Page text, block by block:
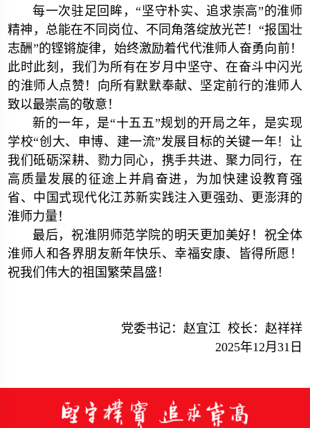
每一次驻足回眸，“坚守朴实、追求崇高”的淮师
精神，总能在不同岗位、不同角落绽放光芒！“报国壮
志酬”的铿锵旋律，始终激励着代代淮师人奋勇向前！
此时此刻，我们为所有在岁月中坚守、在奋斗中闪光
的淮师人点赞！向所有默默奉献、坚定前行的淮师人
致以最崇高的敬意！
新的一年，是“十五五”规划的开局之年，是实现
学校“创大、申博、建一流”发展目标的关键一年！让
我们砥砺深耕、勠力同心，携手共进、聚力同行，在
高质量发展的征途上并肩奋进，为加快建设教育强
省、中国式现代化江苏新实践注入更强劲、更澎湃的
淮师力量！
最后，祝淮阴师范学院的明天更加美好！祝全体
淮师人和各界朋友新年快乐、幸福安康、皆得所愿！
祝我们伟大的祖国繁荣昌盛！
党委书记：赵宜江 校长：赵祥祥
2025年12月31日